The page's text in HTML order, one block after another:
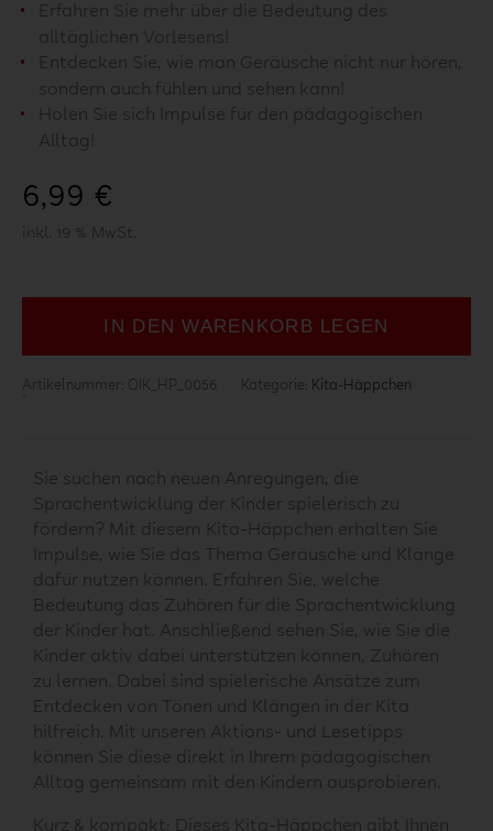
Erfahren Sie mehr über die Bedeutung des
alltäglichen Vorlesens!
Entdecken Sie, wie man Geräusche nicht nur hören,
sondern auch fühlen und sehen kann!
Holen Sie sich Impulse für den pädagogischen
Alltag!
6,99 €
inkl. 19 % MwSt.
IN DEN WARENKORB LEGEN
Artikelnummer: QIK_HP_0056 Kategorie: Kita-Häppchen
Sie suchen nach neuen Anregungen, die
Sprachentwicklung der Kinder spielerisch zu
fördern? Mit diesem Kita-Häppchen erhalten Sie
Impulse, wie Sie das Thema Geräusche und Klänge
dafür nutzen können. Erfahren Sie, welche
Bedeutung das Zuhören für die Sprachentwicklung
der Kinder hat. Anschließend sehen Sie, wie Sie die
Kinder aktiv dabei unterstützen können, Zuhören
zu lernen. Dabei sind spielerische Ansätze zum
Entdecken von Tönen und Klängen in der Kita
hilfreich. Mit unseren Aktions- und Lesetipps
können Sie diese direkt in Ihrem pädagogischen
Alltag gemeinsam mit den Kindern ausprobieren.
Kurz & kompakt: Dieses Kita-Häppchen gibt Ihnen